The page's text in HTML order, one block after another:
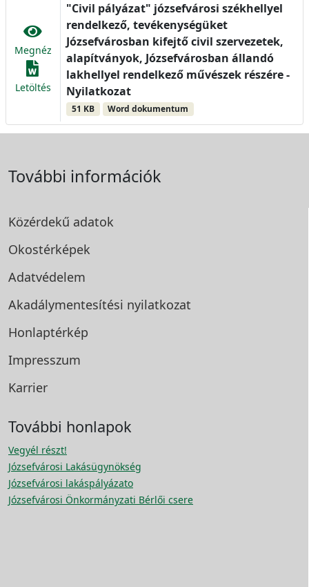
Megnéz
Letöltés
"Civil pályázat" józsefvárosi székhellyel
rendelkező, tevékenységüket
Józsefvárosban kifejtő civil szervezetek,
alapítványok, Józsefvárosban állandó
lakhellyel rendelkező művészek részére -
Nyilatkozat
51 KB Word dokumentum
További információk
Közérdekű adatok
Okostérképek
Adatvédelem
Akadálymentesítési nyilatkozat
Honlaptérkép
Impresszum
Karrier
További honlapok
Vegyél részt!
Józsefvárosi Lakásügynökség
Józsefvárosi lakáspályázato
Józsefvárosi Önkormányzati Bérlői csere